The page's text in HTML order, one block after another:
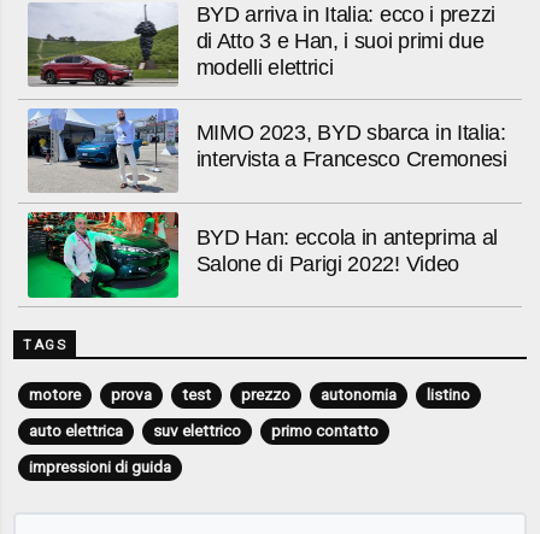
BYD arriva in Italia: ecco i prezzi
di Atto 3 e Han, i suoi primi due
modelli elettrici
MIMO 2023, BYD sbarca in Italia:
intervista a Francesco Cremonesi
BYD Han: eccola in anteprima al
Salone di Parigi 2022! Video
TAGS
motore prova test prezzo autonomia
listino
auto elettrica
suv elettrico
primo contatto
impressioni di guida